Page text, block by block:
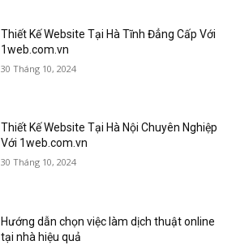
Thiết Kế Website Tại Hà Tĩnh Đẳng Cấp Với
1web.com.vn
30 Tháng 10, 2024
Thiết Kế Website Tại Hà Nội Chuyên Nghiệp
Với 1web.com.vn
30 Tháng 10, 2024
Hướng dẫn chọn việc làm dịch thuật online
tại nhà hiệu quả